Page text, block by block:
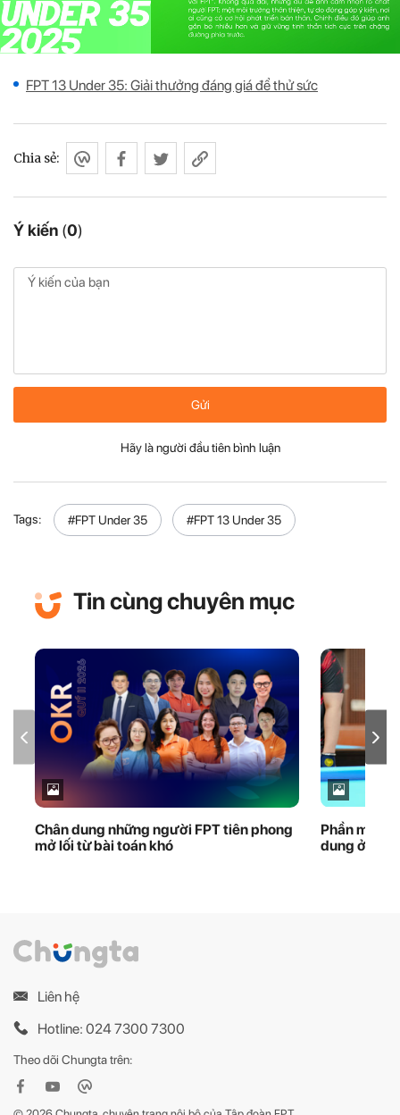
FPT 13 Under 35: Giải thưởng đáng giá để thử sức
Ý kiến (0)
Chia sẻ:
Gửi
Hãy là người đầu tiên bình luận
Tags: #FPT Under 35 #FPT 13 Under 35
Tin cùng chuyên mục
Chân dung những người FPT tiên phong
mở lối từ bài toán khó
Phần mềm
dung ở giải
Liên hệ
Hotline: 024 7300 7300
Theo dõi Chungta trên: